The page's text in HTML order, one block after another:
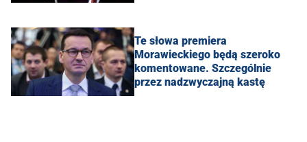
Te słowa premiera
Morawieckiego będą szeroko
komentowane. Szczególnie
przez nadzwyczajną kastę